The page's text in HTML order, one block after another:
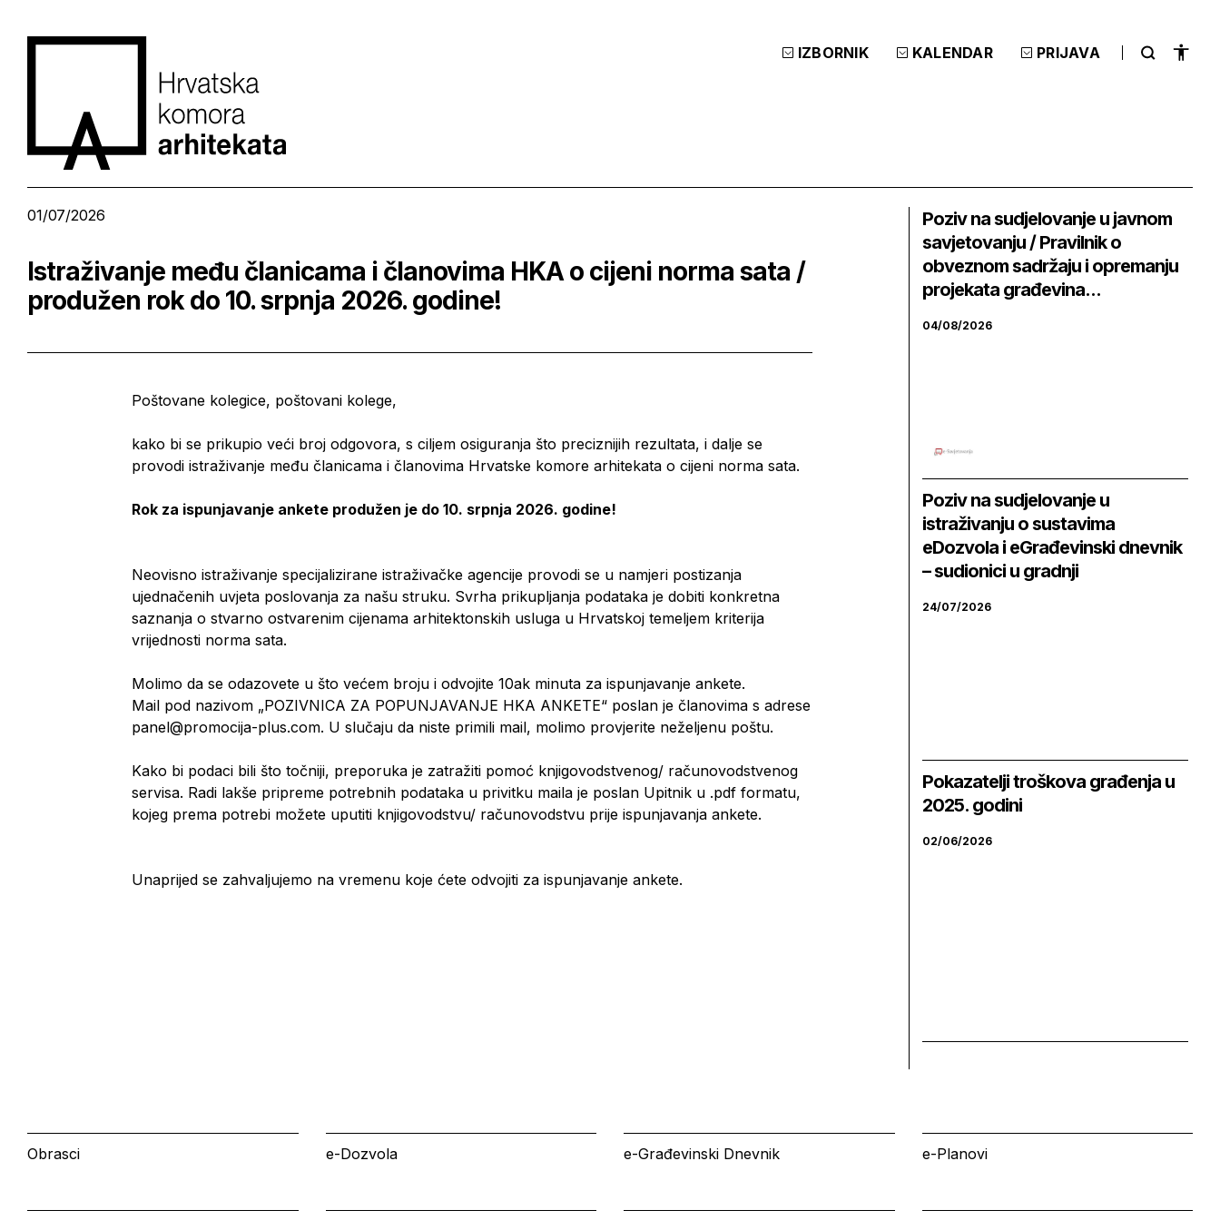
IZBORNIK KALENDAR PRIJAVA
01/07/2026
Istraživanje među članicama i članovima HKA o cijeni norma sata /
produžen rok do 10. srpnja 2026. godine!
Poštovane kolegice, poštovani kolege,
kako bi se prikupio veći broj odgovora, s ciljem osiguranja što preciznijih rezultata, i dalje se
provodi istraživanje među članicama i članovima Hrvatske komore arhitekata o cijeni norma sata.
Rok za ispunjavanje ankete produžen je do 10. srpnja 2026. godine!
Neovisno istraživanje specijalizirane istraživačke agencije provodi se u namjeri postizanja
ujednačenih uvjeta poslovanja za našu struku. Svrha prikupljanja podataka je dobiti konkretna
saznanja o stvarno ostvarenim cijenama arhitektonskih usluga u Hrvatskoj temeljem kriterija
vrijednosti norma sata.
Molimo da se odazovete u što većem broju i odvojite 10ak minuta za ispunjavanje ankete.
Mail pod nazivom „POZIVNICA ZA POPUNJAVANJE HKA ANKETE“ poslan je članovima s adrese
panel@promocija-plus.com. U slučaju da niste primili mail, molimo provjerite neželjenu poštu.
Kako bi podaci bili što točniji, preporuka je zatražiti pomoć knjigovodstvenog/ računovodstvenog
servisa. Radi lakše pripreme potrebnih podataka u privitku maila je poslan Upitnik u .pdf formatu,
kojeg prema potrebi možete uputiti knjigovodstvu/ računovodstvu prije ispunjavanja ankete.
Unaprijed se zahvaljujemo na vremenu koje ćete odvojiti za ispunjavanje ankete.
Poziv na sudjelovanje u javnom
savjetovanju / Pravilnik o
obveznom sadržaju i opremanju
projekata građevina...
04/08/2026
Poziv na sudjelovanje u
istraživanju o sustavima
eDozvola i eGrađevinski dnevnik
– sudionici u gradnji
24/07/2026
Pokazatelji troškova građenja u
2025. godini
02/06/2026
Obrasci e-Dozvola e-Građevinski Dnevnik e-Planovi